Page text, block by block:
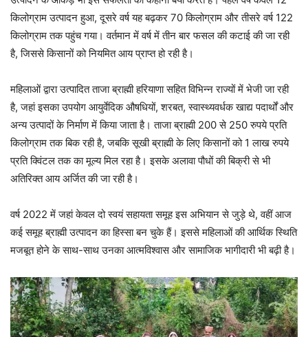
किलोग्राम उत्पादन हुआ, दूसरे वर्ष यह बढ़कर 70 किलोग्राम और तीसरे वर्ष 122
किलोग्राम तक पहुंच गया। वर्तमान में वर्ष में तीन बार फसल की कटाई की जा रही
है, जिससे किसानों को नियमित आय प्राप्त हो रही है।
महिलाओं द्वारा उत्पादित ताजा ब्राह्मी हरियाणा सहित विभिन्न राज्यों में भेजी जा रही
है, जहां इसका उपयोग आयुर्वेदिक औषधियों, शरबत, स्वास्थ्यवर्धक खाद्य पदार्थों और
अन्य उत्पादों के निर्माण में किया जाता है। ताजा ब्राह्मी 200 से 250 रुपये प्रति
किलोग्राम तक बिक रही है, जबकि सूखी ब्राह्मी के लिए किसानों को 1 लाख रुपये
प्रति क्विंटल तक का मूल्य मिल रहा है। इसके अलावा पौधों की बिक्री से भी
अतिरिक्त आय अर्जित की जा रही है।
वर्ष 2022 में जहां केवल दो स्वयं सहायता समूह इस अभियान से जुड़े थे, वहीं आज
कई समूह ब्राह्मी उत्पादन का हिस्सा बन चुके हैं। इससे महिलाओं की आर्थिक स्थिति
मजबूत होने के साथ-साथ उनका आत्मविश्वास और सामाजिक भागीदारी भी बढ़ी है।